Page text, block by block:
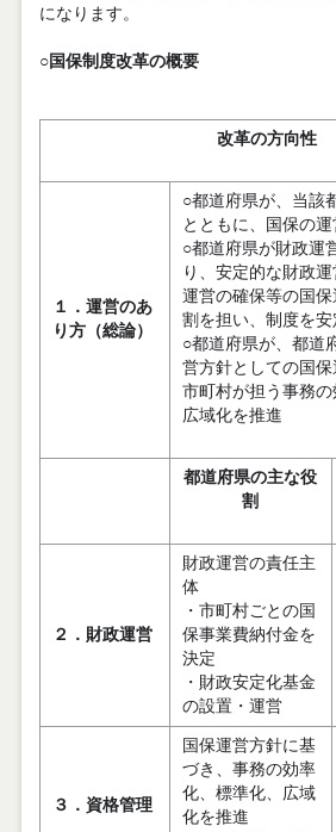
になります。
○国保制度改革の概要
改革の方向性
１．運営のあ
り方（総論）
○都道府県が、当該
とともに、国保の運
○都道府県が財政運
り、安定的な財政
運営の確保等の国
割を担い、制度を安
○都道府県が、都道
営方針としての国保
市町村が担う事務の
広域化を推進
都道府県の主な役
割
２．財政運営
財政運営の責任主
体
・市町村ごとの国
保事業費納付金を
決定
・財政安定化基金
の設置・運営
３．資格管理
国保運営方針に基
づき、事務の効率
化、標準化、広域
化を推進